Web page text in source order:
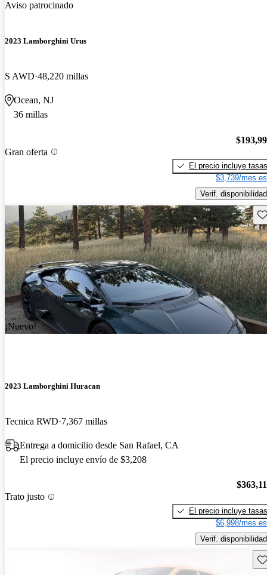
Aviso patrocinado
2023 Lamborghini Urus
S AWD 48,220 millas
Ocean, NJ
36 millas
Gran oferta
El precio incluye tasas
$3,739/mes
Verif. disponibilidad
¡Nuevo!
2023 Lamborghini Huracan
Tecnica RWD 7,367 millas
Entrega a domicilio desde San Rafael, CA
El precio incluye envío de $3,208
Trato justo
El precio incluye tasas
$6,998/mes
Verif. disponibilidad